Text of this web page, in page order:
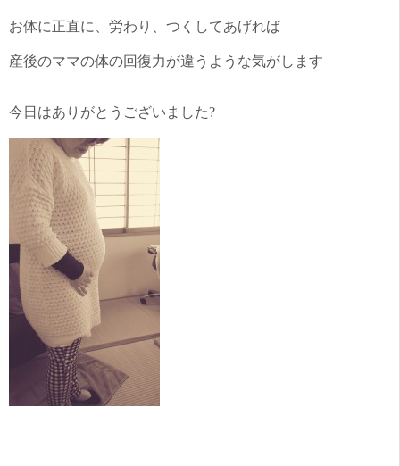
お体に正直に、労わり、つくしてあげれば
産後のママの体の回復力が違うような気がします
今日はありがとうございました?